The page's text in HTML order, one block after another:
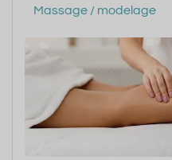
Massage / modelage